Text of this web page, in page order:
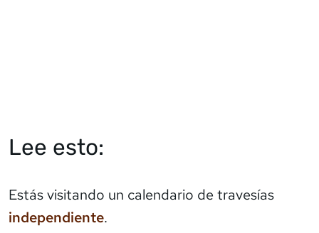
Lee esto:
Estás visitando un calendario de travesías
independiente.